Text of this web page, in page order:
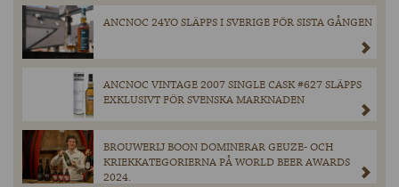
ANCNOC 24YO SLÄPPS I SVERIGE FÖR SISTA GÅNGEN
ANCNOC VINTAGE 2007 SINGLE CASK #627 SLÄPPS
EXKLUSIVT FÖR SVENSKA MARKNADEN
BROUWERIJ BOON DOMINERAR GEUZE- OCH
KRIEKKATEGORIERNA PÅ WORLD BEER AWARDS
2024.